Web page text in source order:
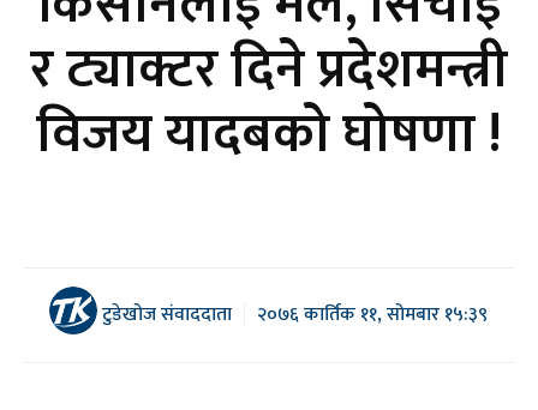
र ट्याक्टर दिने प्रदेशमन्त्री
विजय यादबको घोषणा !
टुडेखोज संवाददाता २०७६ कार्तिक ११, सोमबार १५:३९